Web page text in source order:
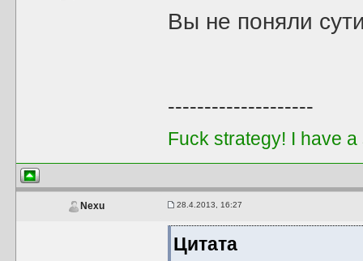
Вы не поняли
--------------------
Fuck strategy! I have
Nexu 28.4.2013, 16:27
Цитата